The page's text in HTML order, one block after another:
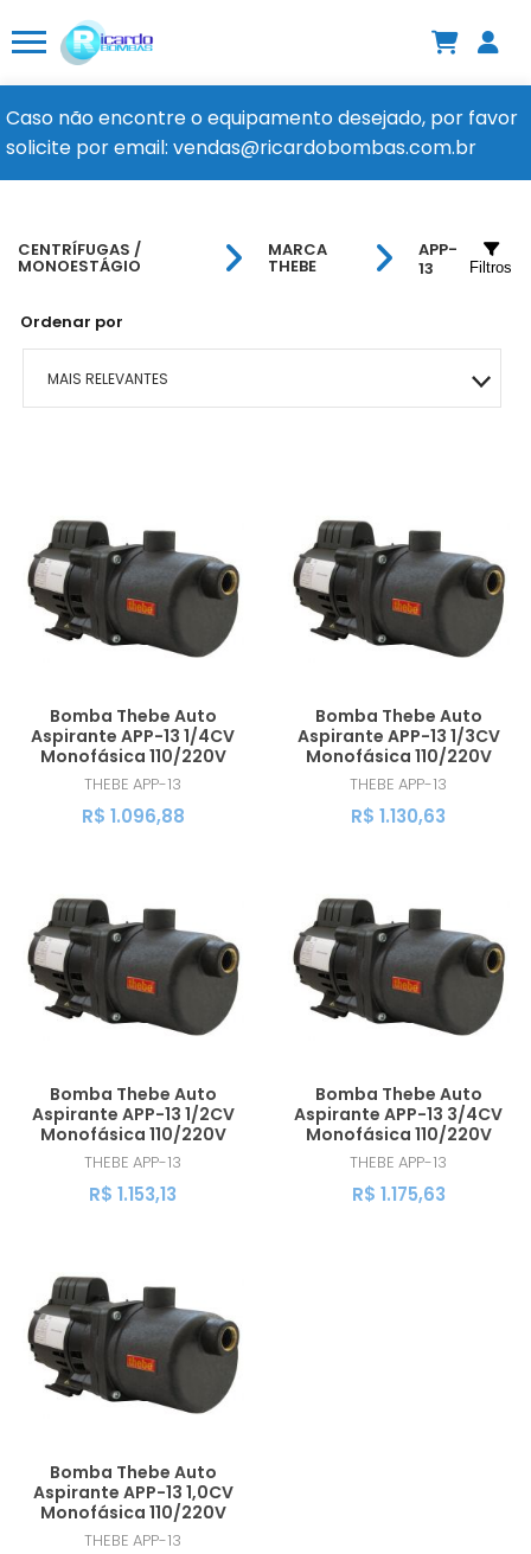
Caso não encontre o equipamento desejado, por favor
solicite por email: vendas@ricardobombas.com.br
CENTRÍFUGAS /
MONOESTÁGIO
MARCA
THEBE
APP-
13
Ordenar por
MAIS RELEVANTES
MAIOR PREÇO
A - Z
Filtros
Bomba Thebe Auto
Aspirante APP-13 1/4CV
Monofásica 110/220V
THEBE APP-13
R$ 1.096,88
Bomba Thebe Auto
Aspirante APP-13 1/3CV
Monofásica 110/220V
THEBE APP-13
R$ 1.130,63
Bomba Thebe Auto
Aspirante APP-13 1/2CV
Monofásica 110/220V
THEBE APP-13
R$ 1.153,13
Bomba Thebe Auto
Aspirante APP-13 3/4CV
Monofásica 110/220V
THEBE APP-13
R$ 1.175,63
Bomba Thebe Auto
Aspirante APP-13 1,0CV
Monofásica 110/220V
THEBE APP-13